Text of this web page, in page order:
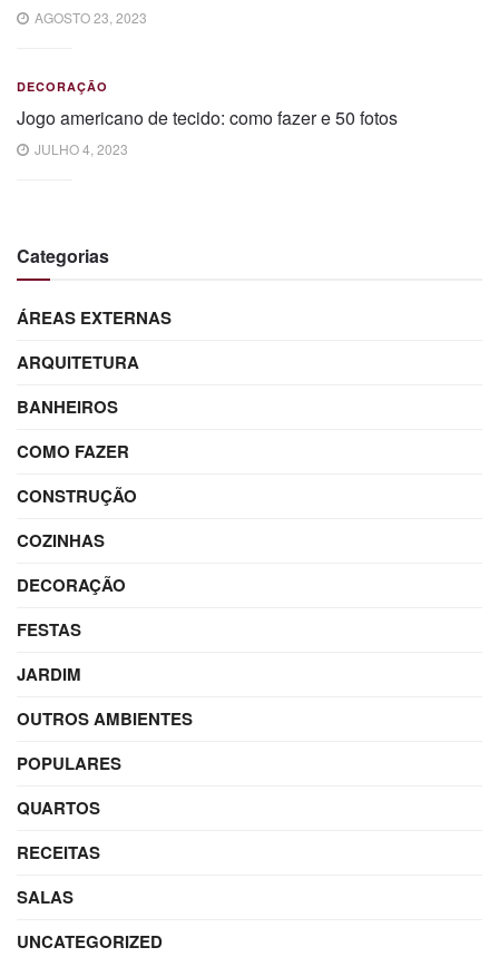
AGOSTO 23, 2023
DECORAÇÃO
Jogo americano de tecido: como fazer e 50 fotos
JULHO 4, 2023
Categorias
ÁREAS EXTERNAS
ARQUITETURA
BANHEIROS
COMO FAZER
CONSTRUÇÃO
COZINHAS
DECORAÇÃO
FESTAS
JARDIM
OUTROS AMBIENTES
POPULARES
QUARTOS
RECEITAS
SALAS
UNCATEGORIZED